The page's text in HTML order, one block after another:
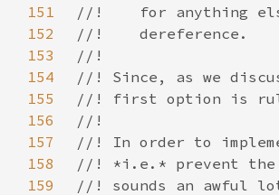
151
152
153
154
155
156
157
158
159